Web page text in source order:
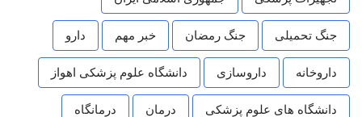
جنگ تحمیلی جنگ رمضان خبر مهم دارو
داروخانه داروسازی دانشگاه علوم پزشکی اهواز
دانشگاه های علوم پزشکی درمان درمانگاه